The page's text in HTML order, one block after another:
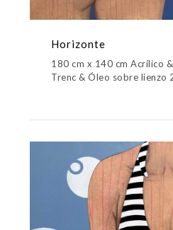
Horizonte
180 cm x 140 cm Acrílico
Trenc & Óleo sobre lienzo